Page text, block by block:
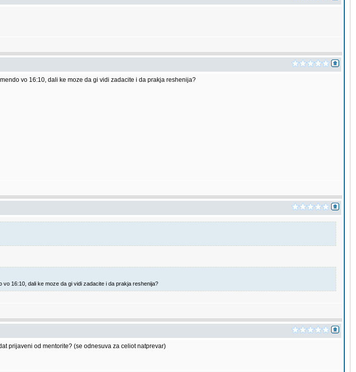
vo 16:10, dali ke moze da gi vidi zadacite i da prakja reshenija?
16:10, dali ke moze da gi vidi zadacite i da prakja reshenija?
prijaveni od mentorite? (se odnesuva za celiot natprevar)